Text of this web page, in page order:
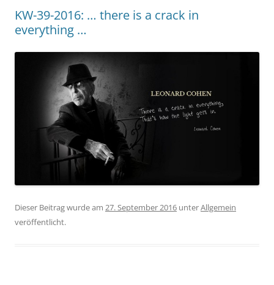
KW-39-2016: … there is a crack in
everything …
Dieser Beitrag wurde am 27. September 2016 unterAllgemein
veröffentlicht.